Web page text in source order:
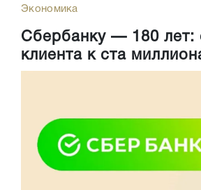
Экономика
Сбербанку — 180 лет:
клиента к ста